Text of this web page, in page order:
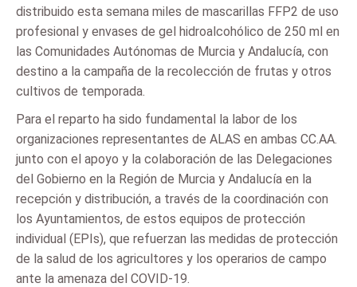
distribuido esta semana miles de mascarillas FFP2 de uso
profesional y envases de gel hidroalcohólico de 250 ml en
las Comunidades Autónomas de Murcia y Andalucía, con
destino a la campaña de la recolección de frutas y otros
cultivos de temporada.
Para el reparto ha sido fundamental la labor de los
organizaciones representantes de ALAS en ambas CC.AA.
junto con el apoyo y la colaboración de las Delegaciones
del Gobierno en la Región de Murcia y Andalucía en la
recepción y distribución, a través de la coordinación con
los Ayuntamientos, de estos equipos de protección
individual (EPIs), que refuerzan las medidas de protección
de la salud de los agricultores y los operarios de campo
ante la amenaza del COVID-19.